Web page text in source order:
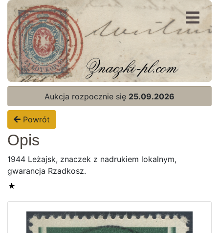
Rejestracja
Logowanie
Strona Główna
Aukcja rozpocznie się 25.09.2026
Powrót
Opis
1944 Leżajsk, znaczek z nadrukiem lokalnym,
gwarancja Rzadkosz.